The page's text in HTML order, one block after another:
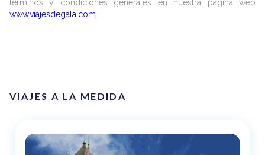
términos y condiciones generales en nuestra página web
www.viajesdegala.com
VIAJES A LA MEDIDA